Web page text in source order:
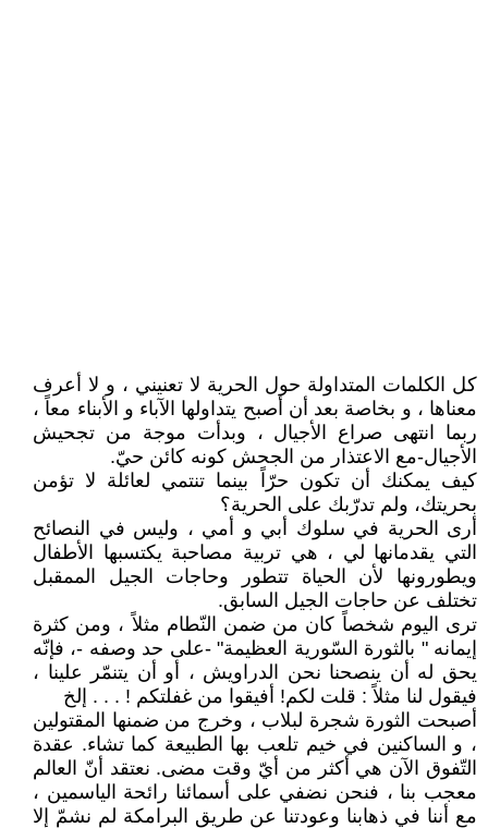
كل الكلمات المتداولة حول الحرية لا تعنيني ، و لا أعرف
معناها ، و بخاصة بعد أن أصبح يتداولها الآباء و الأبناء معاً ،
ربما انتهى صراع الأجيال ، وبدأت موجة من تجحيش
الأجيال-مع الاعتذار من الجحش كونه كائن حيّ.
كيف يمكنك أن تكون حرّاً بينما تنتمي لعائلة لا تؤمن
بحريتك، ولم تدرّبك على الحرية؟
أرى الحرية في سلوك أبي و أمي ، وليس في النصائح
التي يقدمانها لي ، هي تربية مصاحبة يكتسبها الأطفال
ويطورونها لأن الحياة تتطور وحاجات الجيل الممقبل
تختلف عن حاجات الجيل السابق.
ترى اليوم شخصاً كان من ضمن النّطام مثلاً ، ومن كثرة
إيمانه " بالثورة السّورية العظيمة" -على حد وصفه -، فإنّه
يحق له أن ينصحنا نحن الدراويش ، أو أن يتنمّر علينا ،
فيقول لنا مثلاً : قلت لكم! أفيقوا من غفلتكم ! . . . إلخ
أصبحت الثورة شجرة لبلاب ، وخرج من ضمنها المقتولين
، و الساكنين في خيم تلعب بها الطبيعة كما تشاء. عقدة
التّفوق الآن هي أكثر من أيّ وقت مضى. نعتقد أنّ العالم
معجب بنا ، فنحن نضفي على أسمائنا رائحة الياسمين ،
مع أننا في ذهابنا وعودتنا عن طريق البرامكة لم نشمّ إلا